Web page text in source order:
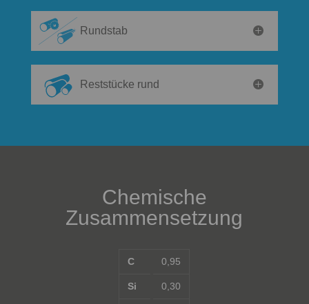
Rundstab
Reststücke rund
Chemische
Zusammensetzung
C
Si
0,95
0,30